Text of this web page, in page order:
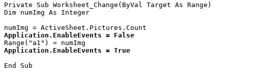
Private Sub Worksheet_Change(ByVal Target As Range)
Dim numImg As Integer
numImg = ActiveSheet.Pictures.Count
Application.EnableEvents = False
Range("a1") = numImg
Application.EnableEvents = True
End Sub